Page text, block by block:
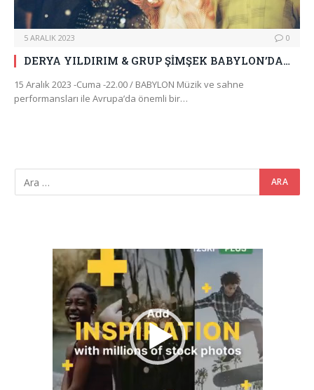
5 ARALIK 2023 0
DERYA YILDIRIM & GRUP ŞİMŞEK BABYLON’DA…
15 Aralık 2023 -Cuma -22.00 / BABYLON Müzik ve sahne
performansları ile Avrupa’da önemli bir…
Video
oynatıcı